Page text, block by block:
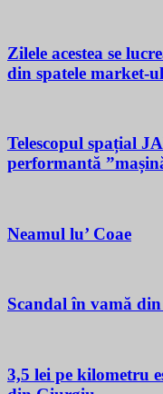
Zilele acestea se
din spatele market-
Telescopul spațial
performantă
Neamul lu’ Coae
Scandal în vamă
3,5 lei pe kilometru